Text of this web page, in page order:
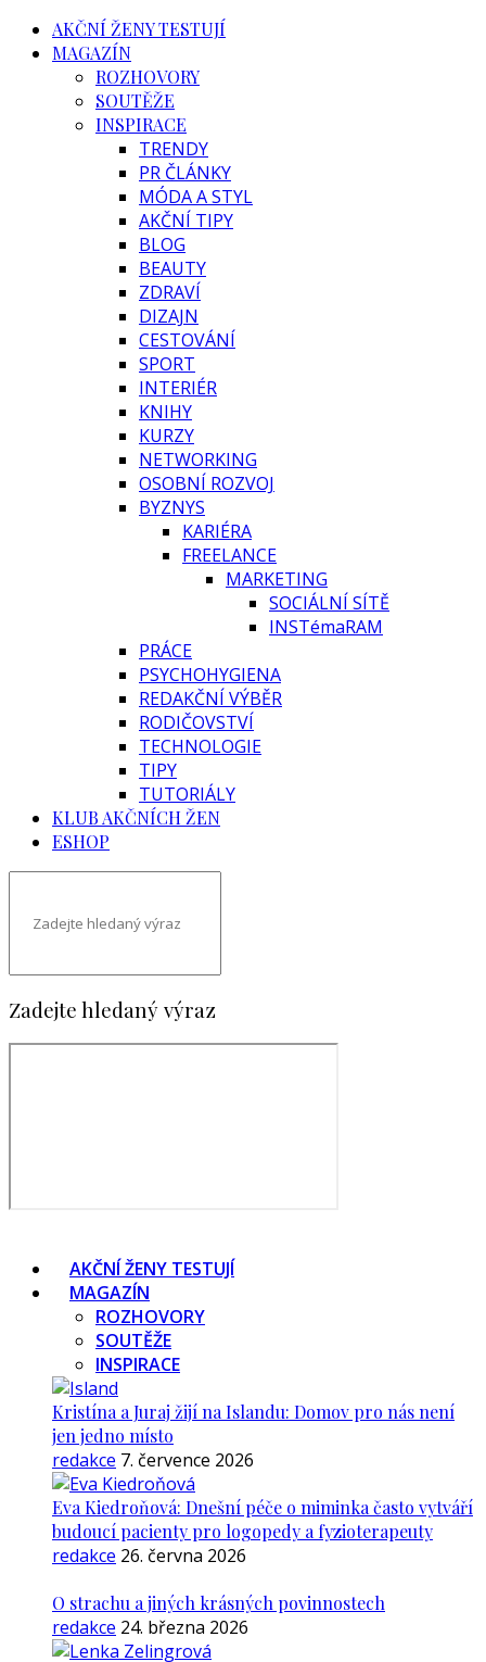
AKČNÍ ŽENY TESTUJÍ
MAGAZÍN
ROZHOVORY
SOUTĚŽE
INSPIRACE
TRENDY
PR ČLÁNKY
MÓDA A STYL
AKČNÍ TIPY
BLOG
BEAUTY
ZDRAVÍ
DIZAJN
CESTOVÁNÍ
SPORT
INTERIÉR
KNIHY
KURZY
NETWORKING
OSOBNÍ ROZVOJ
BYZNYS
KARIÉRA
FREELANCE
MARKETING
SOCIÁLNÍ SÍTĚ
INSTémaRAM
PRÁCE
PSYCHOHYGIENA
REDAKČNÍ VÝBĚR
RODIČOVSTVÍ
TECHNOLOGIE
TIPY
TUTORIÁLY
KLUB AKČNÍCH ŽEN
ESHOP
Zadejte hledaný výraz
AKČNÍ ŽENY TESTUJÍ
MAGAZÍN
ROZHOVORY
SOUTĚŽE
INSPIRACE
Kristína a Juraj žijí na Islandu: Domov pro nás není
jen jedno místo
redakce 7. července 2026
Eva Kiedroňová: Dnešní péče o miminka často vytváří
budoucí pacienty pro logopedy a fyzioterapeuty
redakce 26. června 2026
O strachu a jiných krásných povinnostech
redakce 24. března 2026